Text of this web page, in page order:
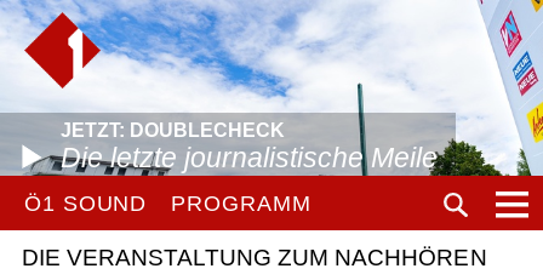
JETZT: DOUBLECHECK
Die letzte journalistische Meile
Ö1 SOUND PROGRAMM
DIE VERANSTALTUNG ZUM NACHHÖREN